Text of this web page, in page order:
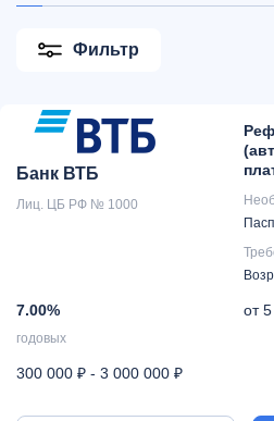
Фильтр
Банк ВТБ
Лиц. ЦБ РФ № 1000
7.00%
годовых
от
300 000 ₽ - 3 000 000 ₽